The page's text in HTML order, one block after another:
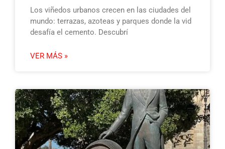
Los viñedos urbanos crecen en las ciudades del
mundo: terrazas, azoteas y parques donde la vid
desafía el cemento. Descubrí
VER MÁS »